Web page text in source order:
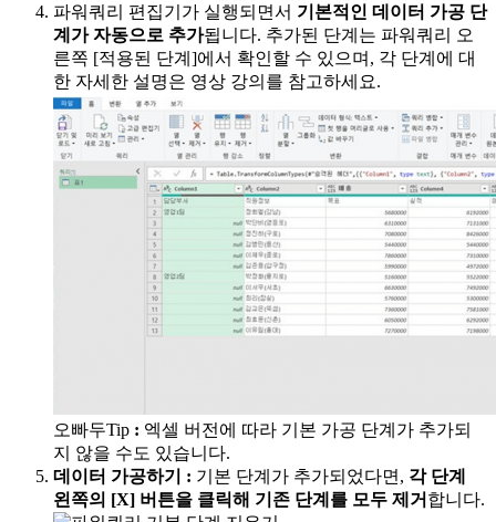
파워쿼리 편집기가 실행되면서 기본적인 데이터 가공 단
계가 자동으로 추가됩니다. 추가된 단계는 파워쿼리 오
른쪽 [적용된 단계]에서 확인할 수 있으며, 각 단계에 대
한 자세한 설명은 영상 강의를 참고하세요.
오빠두Tip : 엑셀 버전에 따라 기본 가공 단계가 추가되
지 않을 수도 있습니다.
데이터 가공하기
: 기본 단계가 추가되었다면, 각 단계
왼쪽의 [X] 버튼을 클릭해 기존 단계를 모두 제거 합니다.